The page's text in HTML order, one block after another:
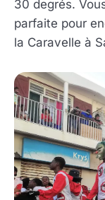
30 degrés.
parfaite pour
la Caravelle à